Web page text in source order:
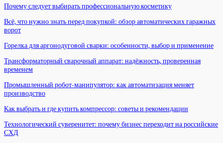
Почему следует выбирать профессиональную косметику
Всё, что нужно знать перед покупкой: обзор автоматических гаражных
ворот
Горелка для аргонодуговой сварки: особенности, выбор и применение
Трансформаторный сварочный аппарат: надёжность, проверенная
временем
Промышленный робот-манипулятор: как автоматизация меняет
производство
Как выбрать и где купить компрессор: советы и рекомендации
Технологический суверенитет: почему бизнес переходит на российские
СХД